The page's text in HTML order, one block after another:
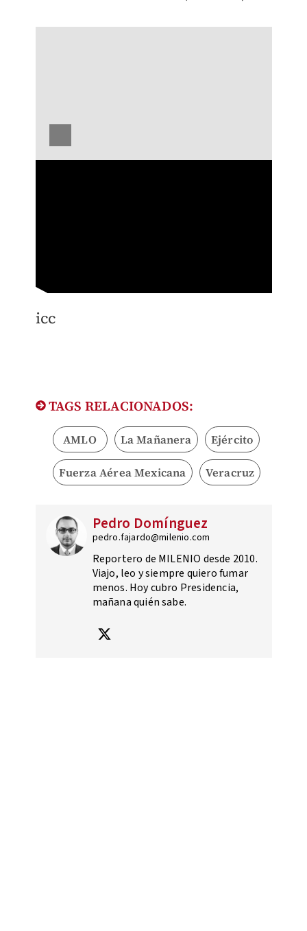
icc
TAGS RELACIONADOS:
AMLO La Mañanera Ejército
Fuerza Aérea Mexicana Veracruz
Pedro Domínguez
pedro.fajardo@milenio.com
Reportero de MILENIO desde 2010.
Viajo, leo y siempre quiero fumar
menos. Hoy cubro Presidencia,
mañana quién sabe.